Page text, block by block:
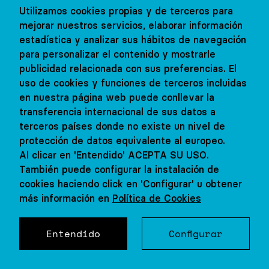
visita con nosotros Concertar visita
REINO UNIDO
Oxford
12 - 17 años
Familia
ESTADOS UNIDOS
Young Adults Brooklyn
Utilizamos cookies propias y de terceros para
mejorar nuestros servicios, elaborar información
estadística y analizar sus hábitos de navegación
para personalizar el contenido y mostrarle
publicidad relacionada con sus preferencias. El
uso de cookies y funciones de terceros incluidas
en nuestra página web puede conllevar la
transferencia internacional de sus datos a
terceros países donde no existe un nivel de
protección de datos equivalente al europeo.
Al clicar en 'Entendido' ACEPTA SU USO.
También puede configurar la instalación de
cookies haciendo click en 'Configurar' u obtener
más información en Política de Cookies
Entendido Configurar